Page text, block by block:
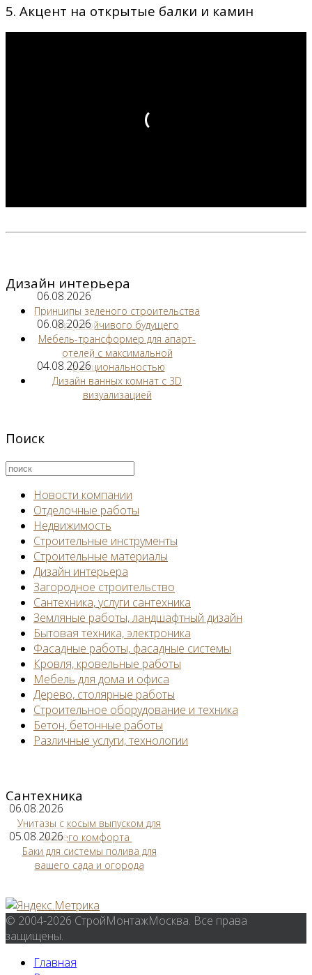
5. Акцент на открытые балки и камин
Дизайн интерьера
06.08.2026
Принципы зеленого строительства
для устойчивого будущего
06.08.2026
Мебель-трансформер для апарт-
отелей с максимальной
функциональностью
04.08.2026
Дизайн ванных комнат с 3D
визуализацией
Поиск
Новости компании
Отделочные работы
Недвижимость
Строительные инструменты
Строительные материалы
Дизайн интерьера
Загородное строительство
Сантехника, услуги сантехника
Земляные работы, ландшафтный дизайн
Бытовая техника, электроника
Фасадные работы, фасадные системы
Кровля, кровельные работы
Мебель для дома и офиса
Дерево, столярные работы
Строительное оборудование и техника
Бетон, бетонные работы
Различные услуги, технологии
Сантехника
06.08.2026
Унитазы с косым выпуском для
вашего комфорта
05.08.2026
Баки для системы полива для
вашего сада и огорода
© 2004-2026 СтройМонтажМосква. Все права
защищены.
Главная